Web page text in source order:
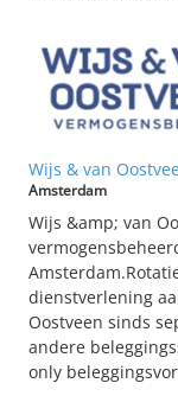
Wijs & van
Amsterdam
Wijs &amp; van
dienstverlening
Oostveen sinds
andere
only